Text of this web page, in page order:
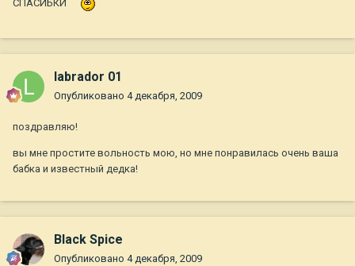
СПАСИБКИ
labrador 01
Опубликовано 4 декабря, 2009
поздравляю!
вы мне простите вольность мою, но мне понравилась очень ваша
бабка и известный дедка!
Black Spice
Опубликовано 4 декабря, 2009